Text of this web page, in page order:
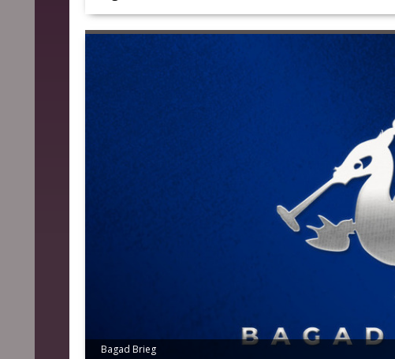
Bagad Brieg
Bagad Elven - Crédit photo : Myriam Jégat pour Sonerion